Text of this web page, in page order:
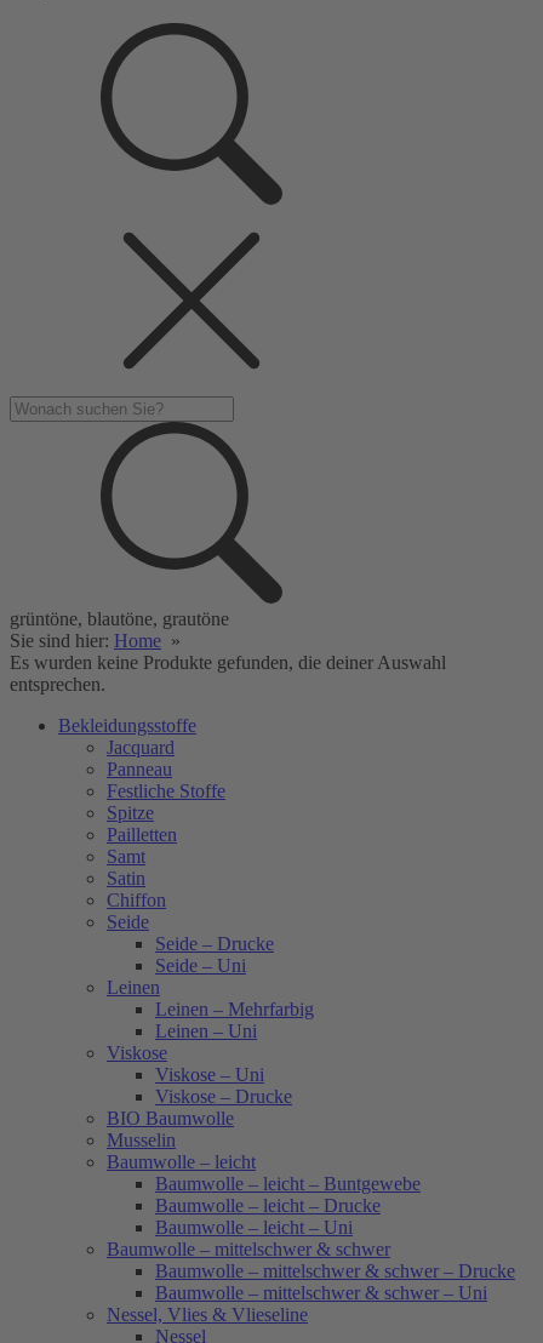
grüntöne, blautöne, grautöne
Sie sind hier: Home »
Es wurden keine Produkte gefunden, die deiner Auswahl
entsprechen.
Bekleidungsstoffe
Jacquard
Panneau
Festliche Stoffe
Spitze
Pailletten
Samt
Satin
Chiffon
Seide
Seide – Drucke
Seide – Uni
Leinen
Leinen – Mehrfarbig
Leinen – Uni
Viskose
Viskose – Uni
Viskose – Drucke
BIO Baumwolle
Musselin
Baumwolle – leicht
Baumwolle – leicht – Buntgewebe
Baumwolle – leicht – Drucke
Baumwolle – leicht – Uni
Baumwolle – mittelschwer & schwer
Baumwolle – mittelschwer & schwer – Drucke
Baumwolle – mittelschwer & schwer – Uni
Nessel, Vlies & Vlieseline
Nessel